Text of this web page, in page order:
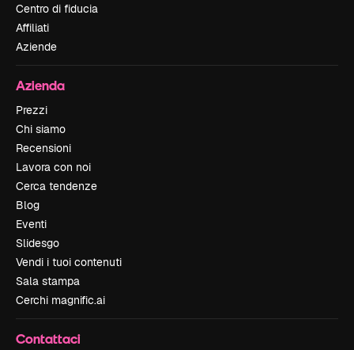
Centro di fiducia
Affiliati
Aziende
Azienda
Prezzi
Chi siamo
Recensioni
Lavora con noi
Cerca tendenze
Blog
Eventi
Slidesgo
Vendi i tuoi contenuti
Sala stampa
Cerchi magnific.ai
Contattaci